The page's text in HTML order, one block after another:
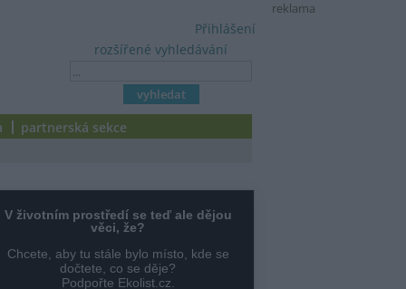
reklama
rozšířené vyhledávání
Přihlášení
partnerská sekce